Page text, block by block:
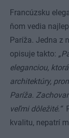
Francúzsku
ňom vedia
Paríža. Jedna z
opisuje takto:
eleganciou,
architektúry,
Paríža.
veľmi dôležité.“
kvalitu, nepatrí